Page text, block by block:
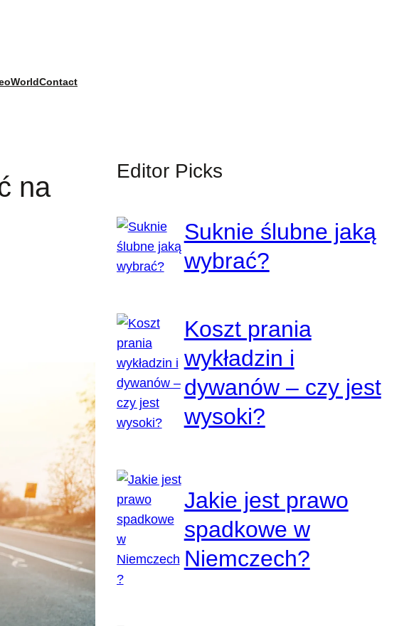
WorldContact
na
Editor Picks
Suknie ślubne jaką
wybrać?
Koszt prania
wykładzin i
dywanów – czy jest
wysoki?
Jakie jest prawo
spadkowe w
Niemczech?